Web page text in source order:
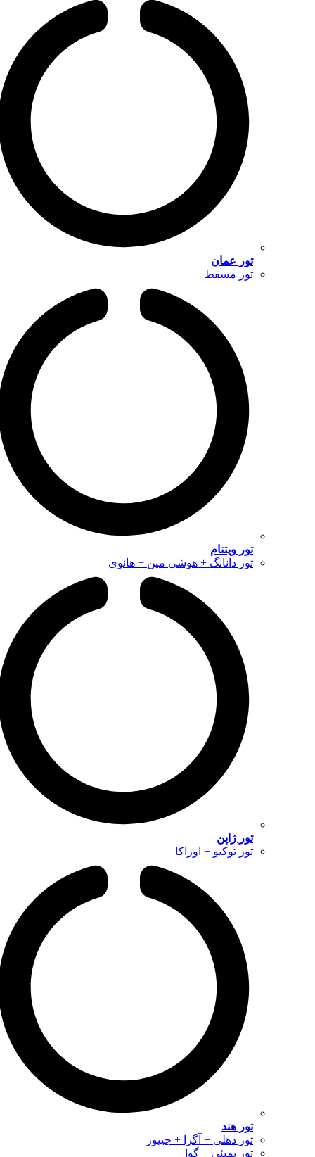
تور عمان
تور مسقط
تور ویتنام
تور دانانگ + هوشی مین + هانوی
تور ژاپن
تور توکیو + اوزاکا
تور هند
تور دهلی + آگرا + جیپور
تور بمبئی + گوا